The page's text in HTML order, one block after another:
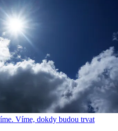
Víme, dokdy budou trvat